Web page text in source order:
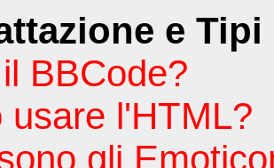
e
BBCode?
usare l'HTML?
gli